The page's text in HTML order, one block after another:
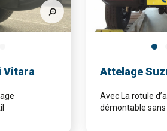
Vitara Attelage
Avec La rotule
démontable